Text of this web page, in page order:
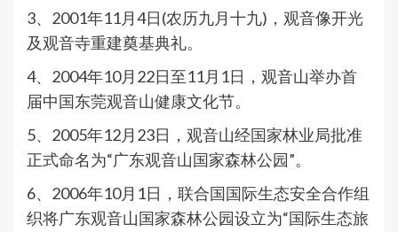
3、2001年11月4日(农历九月十九)，观音像开光
及观音寺重建奠基典礼。
4、2004年10月22日至11月1日，观音山举办首
届中国东莞观音山健康文化节。
5、2005年12月23日，观音山经国家林业局批准
正式命名为“广东观音山国家森林公园”。
6、2006年10月1日，联合国国际生态安全合作组
织将广东观音山国家森林公园设立为“国际生态旅